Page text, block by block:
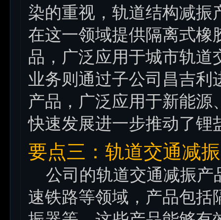
染的重视，轨道结构减振
在这一领域提供隔离式橡
品，广泛应用于城市轨道
业务则通过子公司昌吉利
产品，广泛应用于新能
快速发展进一步推动了锂
要点三：轨道交通减
公司的轨道交通减振产
速铁路等领域，产品包括